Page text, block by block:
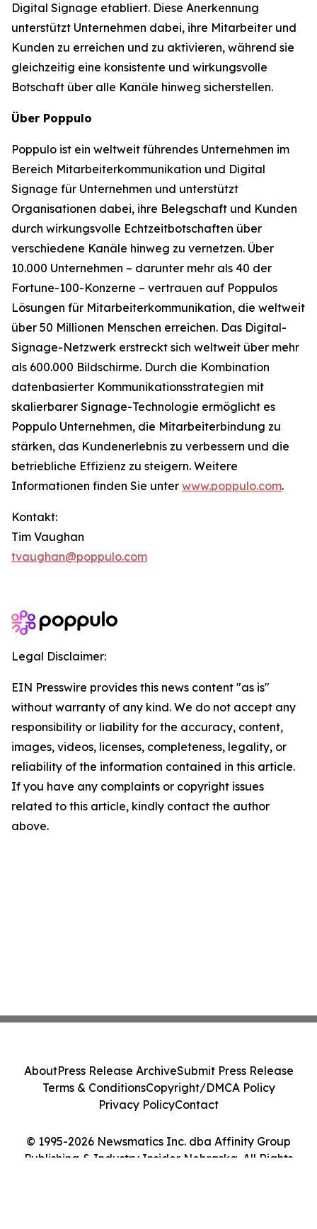
Digital Signage etabliert. Diese Anerkennung
unterstützt Unternehmen dabei, ihre Mitarbeiter und
Kunden zu erreichen und zu aktivieren, während sie
gleichzeitig eine konsistente und wirkungsvolle
Botschaft über alle Kanäle hinweg sicherstellen.
Über Poppulo
Poppulo ist ein weltweit führendes Unternehmen im
Bereich Mitarbeiterkommunikation und Digital
Signage für Unternehmen und unterstützt
Organisationen dabei, ihre Belegschaft und Kunden
durch wirkungsvolle Echtzeitbotschaften über
verschiedene Kanäle hinweg zu vernetzen. Über
10.000 Unternehmen – darunter mehr als 40 der
Fortune-100-Konzerne – vertrauen auf Poppulos
Lösungen für Mitarbeiterkommunikation, die weltweit
über 50 Millionen Menschen erreichen. Das Digital-
Signage-Netzwerk erstreckt sich weltweit über mehr
als 600.000 Bildschirme. Durch die Kombination
datenbasierter Kommunikationsstrategien mit
skalierbarer Signage-Technologie ermöglicht es
Poppulo Unternehmen, die Mitarbeiterbindung zu
stärken, das Kundenerlebnis zu verbessern und die
betriebliche Effizienz zu steigern. Weitere
Informationen finden Sie unter www.poppulo.com.
Kontakt:
Tim Vaughan
tvaughan@poppulo.com
Legal Disclaimer:
EIN Presswire provides this news content "as is"
without warranty of any kind. We do not accept any
responsibility or liability for the accuracy, content,
images, videos, licenses, completeness, legality, or
reliability of the information contained in this article.
If you have any complaints or copyright issues
related to this article, kindly contact the author
above.
© 1995-2026 Newsmatics Inc. dba Affinity Group
Publishing & Industry Insider Nebraska. All Rights
AboutPress Release ArchiveSubmit Press Release
Terms & ConditionsCopyright/DMCA Policy
Privacy PolicyContact